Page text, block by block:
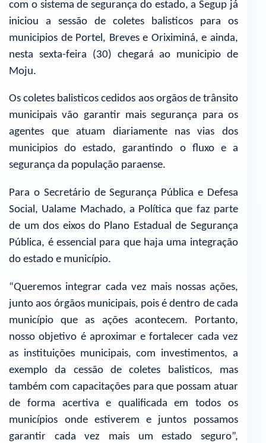
com o sistema de segurança do estado, a Segup já
iniciou a sessão de coletes balisticos para os
municipios de Portel, Breves e Oriximiná, e ainda,
nesta sexta-feira (30) chegará ao municipio de
Moju.
Os coletes balisticos cedidos aos orgãos de trânsito
municipais vão garantir mais segurança para os
agentes que atuam diariamente nas vias dos
municipios do estado, garantindo o fluxo e a
segurança da população paraense.
Para o Secretário de Segurança Pública e Defesa
Social, Ualame Machado, a Política que faz parte
de um dos eixos do Plano Estadual de Segurança
Pública, é essencial para que haja uma integração
do estado e município.
“Queremos integrar cada vez mais nossas ações,
junto aos órgãos municipais, pois é dentro de cada
município que as ações acontecem. Portanto,
nosso objetivo é aproximar e fortalecer cada vez
as instituições municipais, com investimentos, a
exemplo da cessão de coletes balisticos, mas
também com capacitações para que possam atuar
de forma acertiva e qualificada em todos os
municípios onde estiverem e juntos possamos
garantir cada vez mais um estado seguro”,